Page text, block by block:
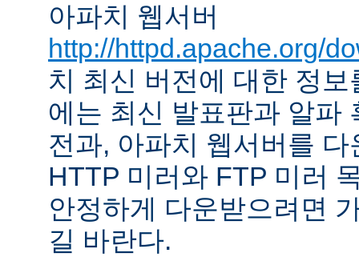
아파치 웹서버
http://httpd.apache.org/
치 최신 버전에 대한 정
에는 최신 발표판과 알파
전과, 아파치 웹서버를
HTTP 미러와 FTP 미러
안정하게 다운받으려면
길 바란다.